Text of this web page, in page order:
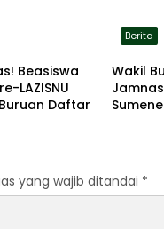
Beasiswa
LAZISNU
Daftar
Berita
Wakil
yang wajib ditandai *